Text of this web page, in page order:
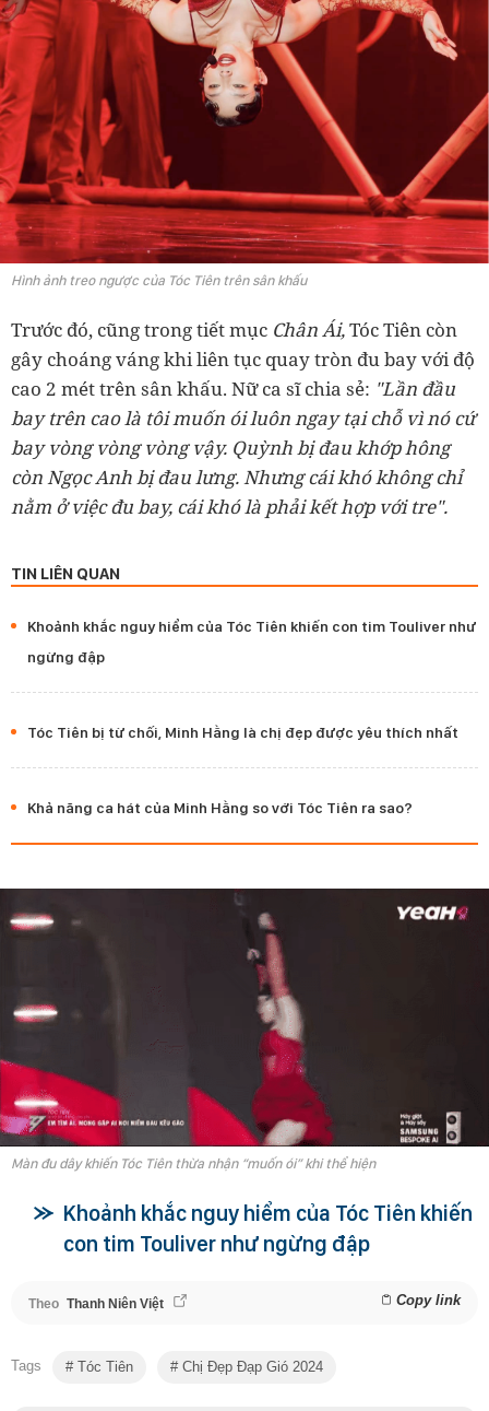
Hình ảnh treo ngược của Tóc Tiên trên sân khấu
Trước đó, cũng trong tiết mục Chân Ái,Tóc Tiên còn
gây choáng váng khi liên tục quay tròn đu bay với độ
cao 2 mét trên sân khấu. Nữ ca sĩ chia sẻ: "Lần đầu
bay trên cao là tôi muốn ói luôn ngay tại chỗ vì nó cứ
bay vòng vòng vòng vậy. Quỳnh bị đau khớp hông
còn Ngọc Anh bị đau lưng. Nhưng cái khó không chỉ
nằm ở việc đu bay, cái khó là phải kết hợp với tre".
TIN LIÊN QUAN
Khoảnh khắc nguy hiểm của Tóc Tiên khiến con tim Touliver như
ngừng đập
Tóc Tiên bị từ chối, Minh Hằng là chị đẹp được yêu thích nhất
Khả năng ca hát của Minh Hằng so với Tóc Tiên ra sao?
Màn đu dây khiến Tóc Tiên thừa nhận “muốn ói” khi thể hiện
Khoảnh khắc nguy hiểm của Tóc Tiên khiến
con tim Touliver như ngừng đập
Theo Thanh Niên Việt Copy link
Tags Tóc Tiên Chị Đẹp Đạp Gió 2024